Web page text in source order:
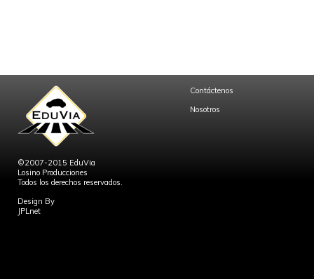
©2007-2015 EduVia
Losino Producciones
Todos los derechos reservados.
Design By
JPLnet
Contáctenos
Nosotros